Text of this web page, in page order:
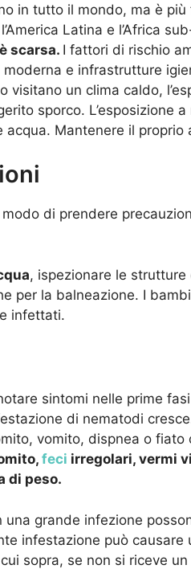
in tutto il mondo, ma è
Latina e l’Africa
scarsa. I fattori di rischio
moderna e infrastrutture
visitano un clima caldo,
sporco. L’esposizione
acqua. Mantenere il
di prendere
, ispezionare le
per la balneazione. I
infettati.
sintomi nelle prime
di nematodi
vomito, dispnea o fiato
feci irregolari, vermi
di peso.
una grande infezione
infestazione può
sopra, se non si riceve